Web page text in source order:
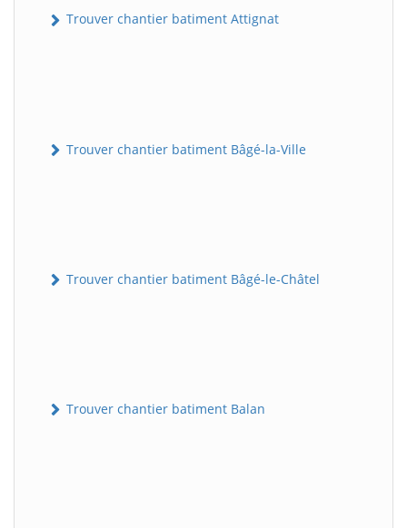
Trouver chantier batiment Attignat
Trouver chantier batiment Bâgé-la-Ville
Trouver chantier batiment Bâgé-le-Châtel
Trouver chantier batiment Balan